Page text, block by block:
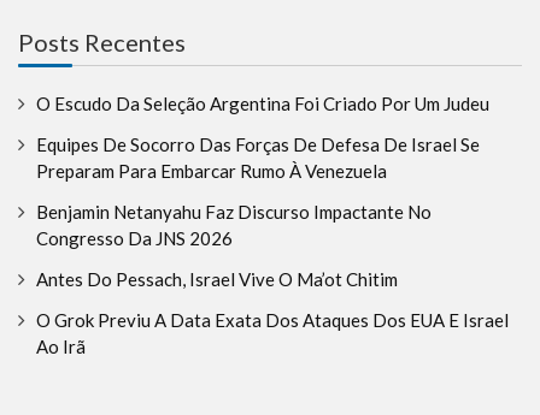
Posts Recentes
O Escudo Da Seleção Argentina Foi Criado Por Um Judeu
Equipes De Socorro Das Forças De Defesa De Israel Se
Preparam Para Embarcar Rumo À Venezuela
Benjamin Netanyahu Faz Discurso Impactante No
Congresso Da JNS 2026
Antes Do Pessach, Israel Vive O Ma’ot Chitim
O Grok Previu A Data Exata Dos Ataques Dos EUA E Israel
Ao Irã